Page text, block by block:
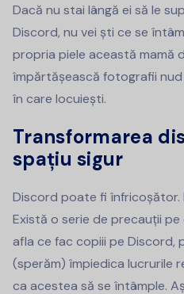
Dacă nu stai lângă ei să le
Discord, nu vei ști ce se
propria piele această mamă
împărtășească fotografii
în care locuiești.
Transformarea
spațiu sigur
Discord poate fi înfricoșător.
Există o serie de precauții
afla ce fac copiii pe Discord,
(sperăm) împiedica lucrurile
ca acestea să se întâmple.